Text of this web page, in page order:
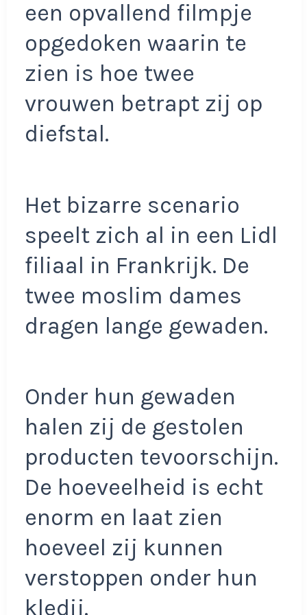
een opvallend filmpje
opgedoken waarin te
zien is hoe twee
vrouwen betrapt zij op
diefstal.
Het bizarre scenario
speelt zich al in een Lidl
filiaal in Frankrijk. De
twee moslim dames
dragen lange gewaden.
Onder hun gewaden
halen zij de gestolen
producten tevoorschijn.
De hoeveelheid is echt
enorm en laat zien
hoeveel zij kunnen
verstoppen onder hun
kledij.